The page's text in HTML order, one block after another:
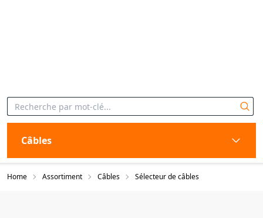
Câbles
Home Assortiment Câbles Sélecteur de câbles